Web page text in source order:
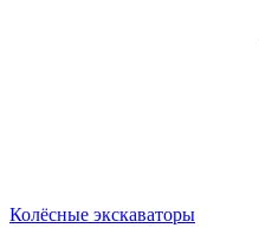
Колёсные экскаваторы